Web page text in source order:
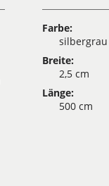
Farbe:
silbergrau
Breite:
2,5 cm
Länge:
500 cm